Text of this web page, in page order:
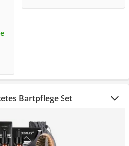
Bartpflege Set